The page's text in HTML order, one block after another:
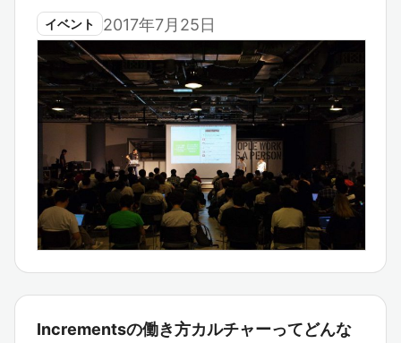
イベント 2017年7月25日
Incrementsの働き方カルチャーってどんな